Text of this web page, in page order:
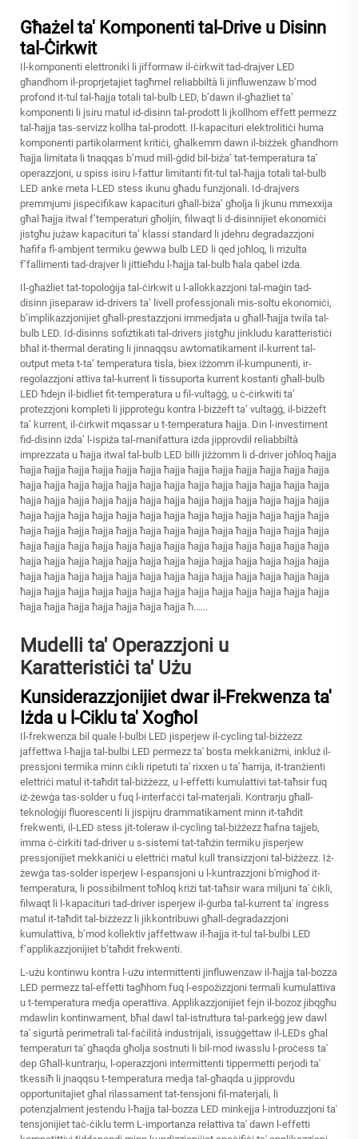
Għażel ta' Komponenti tal-Drive u Disinn
tal-Ċirkwit
Il-komponenti elettroniki li jifformaw il-ċirkwit tad-drajver LED
għandhom il-proprjetajiet tagħmel reliabbiltà li jinfluwenzaw b’mod
profond it-tul tal-ħajja totali tal-bulb LED, b’dawn il-għażliet ta’
komponenti li jsiru matul id-disinn tal-prodott li jkollhom effett permezz
tal-ħajja tas-servizz kollha tal-prodott. Il-kapacituri elektrolitiċi huma
komponenti partikolarment kritiċi, għalkemm dawn il-biżżek għandhom
ħajja limitata li tnaqqas b’mud mill-ġdid bil-biża’ tat-temperatura ta’
operazzjoni, u spiss isiru l-fattur limitanti fit-tul tal-ħajja totali tal-bulb
LED anke meta l-LED stess ikunu għadu funzjonali. Id-drajvers
premmjumi jispeċifikaw kapacituri għall-biża’ għolja li jkunu mmexxija
għal ħajja itwal f’temperaturi għoljin, filwaqt li d-disinnijiet ekonomiċi
jistgħu jużaw kapacituri ta’ klassi standard li jdehru degradazzjoni
ħafifa fl-ambjent termiku ġewwa bulb LED li qed joħloq, li rriżulta
f’fallimenti tad-drajver li jittieħdu l-ħajja tal-bulb ħala qabel iżda.
Il-għażliet tat-topoloġija tal-ċirkwit u l-allokkazzjoni tal-maġin tad-
disinn jiseparaw id-drivers ta’ livell professjonali mis-soltu ekonomiċi,
b’implikazzjonijiet għall-prestazzjoni immedjata u għall-ħajja twila tal-
bulb LED. Id-disinns sofiżtikati tal-drivers jistgħu jinkludu karatteristiċi
bħal it-thermal derating li jinnaqqsu awtomatikament il-kurrent tal-
output meta t-ta’ temperatura tisla, biex iżżomm il-kumpunenti, ir-
regolazzjoni attiva tal-kurrent li tissuporta kurrent kostanti għall-bulb
LED ħdejn il-bidliet fit-temperatura u fil-vultaġġ, u ċ-ċirkwiti ta’
protezzjoni kompleti li jipproteġu kontra l-biżżeft ta’ vultaġġ, il-biżżeft
ta’ kurrent, il-ċirkwit mqassar u t-temperatura ħajja. Din l-investiment
fid-disinn iżda’ l-ispiża tal-manifattura iżda jipprovdil reliabbiltà
imprezzata u ħajja itwal tal-bulb LED billi jiżżomm li d-driver joħloq ħajja
ħajja ħajja ħajja ħajja ħajja ħajja ħajja ħajja ħajja ħajja ħajja ħajja ħajja
ħajja ħajja ħajja ħajja ħajja ħajja ħajja ħajja ħajja ħajja ħajja ħajja ħajja
ħajja ħajja ħajja ħajja ħajja ħajja ħajja ħajja ħajja ħajja ħajja ħajja ħajja
ħajja ħajja ħajja ħajja ħajja ħajja ħajja ħajja ħajja ħajja ħajja ħajja ħajja
ħajja ħajja ħajja ħajja ħajja ħajja ħajja ħajja ħajja ħajja ħajja ħajja ħajja
ħajja ħajja ħajja ħajja ħajja ħajja ħajja ħajja ħajja ħajja ħajja ħajja ħajja
ħajja ħajja ħajja ħajja ħajja ħajja ħajja ħajja ħajja ħajja ħajja ħajja ħajja
ħajja ħajja ħajja ħajja ħajja ħajja ħajja ħajja ħajja ħajja ħajja ħajja ħajja
ħajja ħajja ħajja ħajja ħajja ħajja ħajja ħajja ħajja ħajja ħajja ħajja ħajja
ħajja ħajja ħajja ħajja ħajja ħajja ħajja ħ......
Mudelli ta' Operazzjoni u
Karatteristiċi ta' Użu
Kunsiderazzjonijiet dwar il-Frekwenza ta'
Iżda u l-Ciklu ta' Xogħol
Il-frekwenza bil quale l-bulbi LED jisperjew il-cycling tal-biżżezz
jaffettwa l-ħajja tal-bulbi LED permezz ta' bosta mekkaniżmi, inkluż il-
pressjoni termika minn ċikli ripetuti ta' rixxen u ta' ħarrija, it-tranżienti
elettriċi matul it-taħdit tal-biżżezz, u l-effetti kumulattivi tat-taħsir fuq
iż-żewġa tas-solder u fuq l-interfaċċi tal-materjali. Kontrarju għall-
teknoloġiji fluorescenti li jispijru drammatikament minn it-taħdit
frekwenti, il-LED stess jit-toleraw il-cycling tal-biżżezz ħafna tajjeb,
imma ċ-ċirkiti tad-driver u s-sistemi tat-taħżin termiku jisperjew
pressjonijiet mekkaniċi u elettriċi matul kull transizzjoni tal-biżżezz. Iż-
żewġa tas-solder isperjew l-espansjoni u l-kuntrazzjoni b'migħod it-
temperatura, li possibilment toħloq kriżi tat-taħsir wara miljuni ta' ċikli,
filwaqt li l-kapacituri tad-driver isperjew il-ġurba tal-kurrent ta' ingress
matul it-taħdit tal-biżżezz li jikkontribuwi għall-degradazzjoni
kumulattiva, b’mod kollektiv jaffettwaw il-ħajja it-tul tal-bulbi LED
f’applikazzjonijiet b’taħdit frekwenti.
L-użu kontinwu kontra l-użu intermittenti jinfluwenzaw il-ħajja tal-bozza
LED permezz tal-effetti tagħhom fuq l-espożizzjoni termali kumulattiva
u t-temperatura medja operattiva. Applikazzjonijiet fejn il-bozoz jibqgħu
mdawlin kontinwament, bħal dawl tal-istruttura tal-parkeġġ jew dawl
ta' sigurtà perimetrali tal-faċilità industrijali, issuġġettaw il-LEDs għal
temperaturi ta' għaqda għolja sostnuti li bil-mod iwasslu l-proċess ta'
dep Għall-kuntrarju, l-operazzjoni intermittenti tippermetti perjodi ta'
tkessiħ li jnaqqsu t-temperatura medja tal-għaqda u jipprovdu
opportunitajiet għal rilassament tat-tensjoni fil-materjali, li
potenzjalment jestendu l-ħajja tal-bozza LED minkejja l-introduzzjoni ta'
tensjonijiet taċ-ċiklu term L-importanza relattiva ta' dawn l-effetti